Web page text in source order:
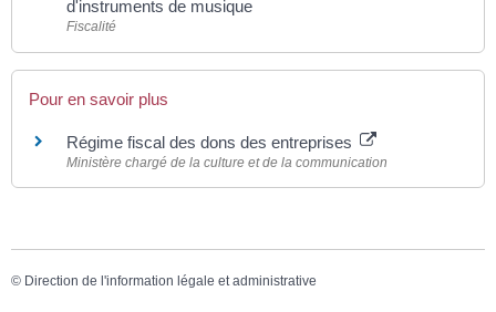
d'instruments de musique
Fiscalité
Pour en savoir plus
Régime fiscal des dons des entreprises
Ministère chargé de la culture et de la communication
© Direction de l'information légale et administrative